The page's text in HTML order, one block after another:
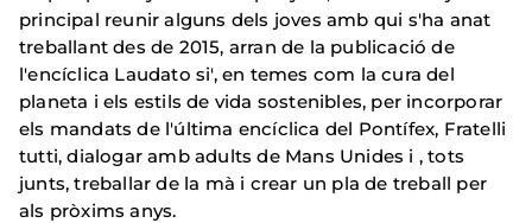
principal reunir alguns dels joves amb qui s'ha anat
treballant des de 2015, arran de la publicació de
l'encíclica Laudato si', en temes com la cura del
planeta i els estils de vida sostenibles, per incorporar
els mandats de l'última encíclica del Pontífex, Fratelli
tutti, dialogar amb adults de Mans Unides i , tots
junts, treballar de la mà i crear un pla de treball per
als pròxims anys.